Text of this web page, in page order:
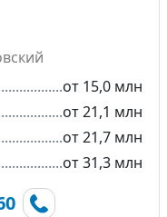
от 15,0 млн
от 21,1 млн
от 21,7 млн
от 31,3 млн